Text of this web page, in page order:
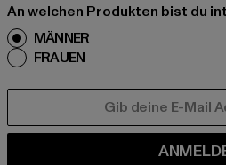
An welchen Produkten bist du
MÄNNER
FRAUEN